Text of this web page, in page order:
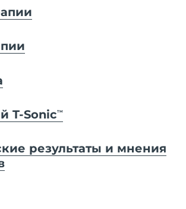
T-SonicTM
результаты и мнения